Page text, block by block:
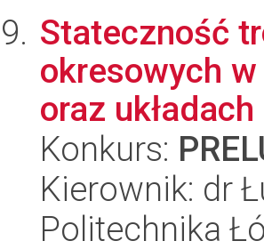
Stateczność
okresowych
oraz
Konkurs:
Kierownik: dr
Politechnika